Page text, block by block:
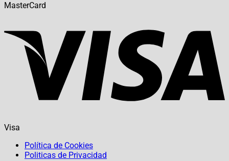
MasterCard
Visa
Política de Cookies
Politicas de Privacidad